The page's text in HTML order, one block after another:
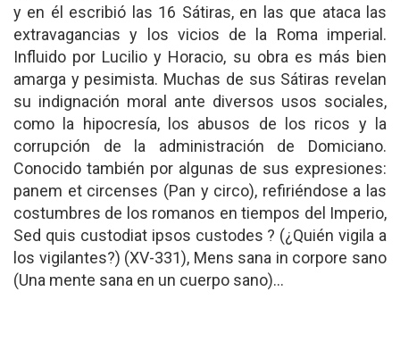
y en él escribió las 16 Sátiras, en las que ataca las
extravagancias y los vicios de la Roma imperial.
Influido por Lucilio y Horacio, su obra es más bien
amarga y pesimista. Muchas de sus Sátiras revelan
su indignación moral ante diversos usos sociales,
como la hipocresía, los abusos de los ricos y la
corrupción de la administración de Domiciano.
Conocido también por algunas de sus expresiones:
panem et circenses (Pan y circo), refiriéndose a las
costumbres de los romanos en tiempos del Imperio,
Sed quis custodiat ipsos custodes ? (¿Quién vigila a
los vigilantes?) (XV-331), Mens sana in corpore sano
(Una mente sana en un cuerpo sano)...